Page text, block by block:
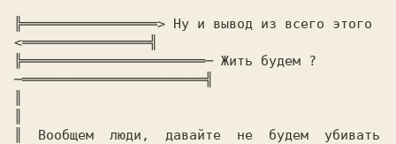
╠═════════════════> Ну и вывод из всего этого
<════════════════╣
╠═══════════════════════─ Жить будем ?
─═══════════════════════╣
║  Вообщем  люди,  давайте  не  будем  убивать